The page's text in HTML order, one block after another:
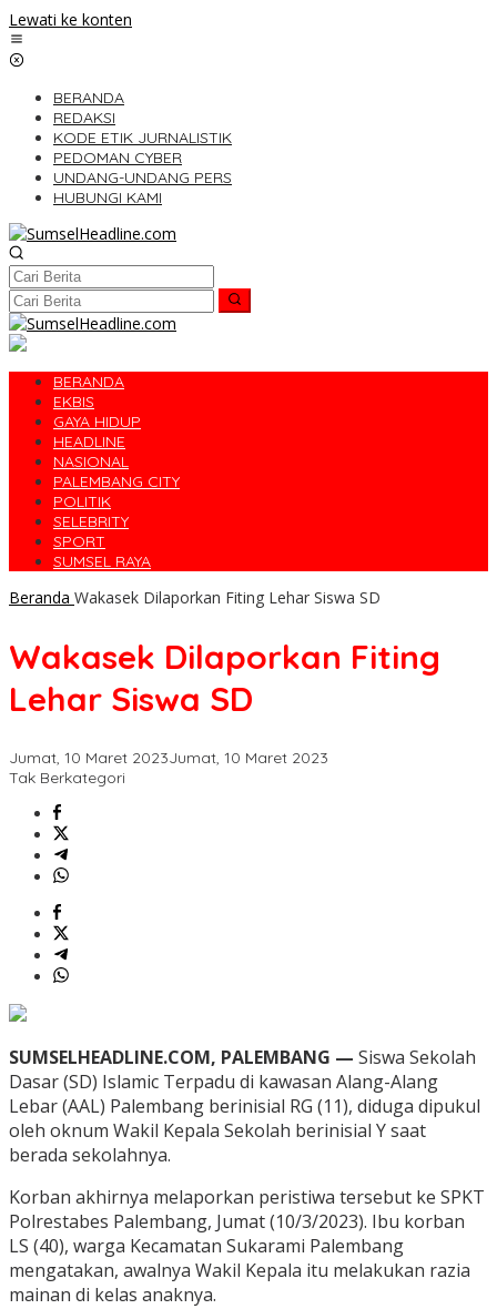
Lewati ke konten
BERANDA
REDAKSI
KODE ETIK JURNALISTIK
PEDOMAN CYBER
UNDANG-UNDANG PERS
HUBUNGI KAMI
BERANDA
EKBIS
GAYA HIDUP
HEADLINE
NASIONAL
PALEMBANG CITY
POLITIK
SELEBRITY
SPORT
SUMSEL RAYA
Beranda Wakasek Dilaporkan Fiting Lehar Siswa SD
Wakasek Dilaporkan Fiting
Lehar Siswa SD
Jumat, 10 Maret 2023Jumat, 10 Maret 2023
Tak Berkategori
SUMSELHEADLINE.COM, PALEMBANG — Siswa Sekolah
Dasar (SD) Islamic Terpadu di kawasan Alang-Alang
Lebar (AAL) Palembang berinisial RG (11), diduga dipukul
oleh oknum Wakil Kepala Sekolah berinisial Y saat
berada sekolahnya.
Korban akhirnya melaporkan peristiwa tersebut ke SPKT
Polrestabes Palembang, Jumat (10/3/2023). Ibu korban
LS (40), warga Kecamatan Sukarami Palembang
mengatakan, awalnya Wakil Kepala itu melakukan razia
mainan di kelas anaknya.